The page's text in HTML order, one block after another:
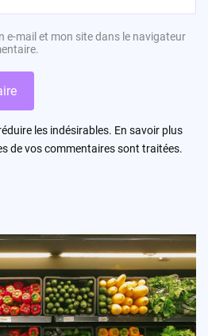
e-mail et mon site dans le navigateur
les indésirables. En savoir plus
de vos commentaires sont traitées.